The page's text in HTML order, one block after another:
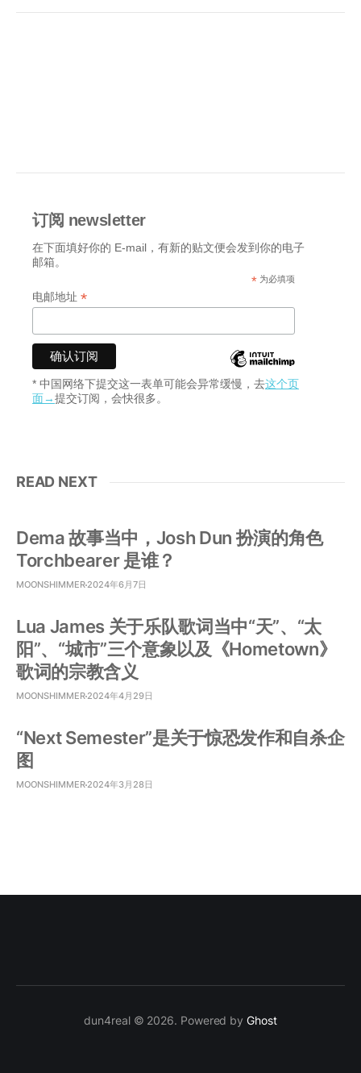
订阅 newsletter
在下面填好你的 E-mail，有新的贴文便会发到你的电子
邮箱。
* 为必填项
电邮地址 *
* 中国网络下提交这一表单可能会异常缓慢，去这个页
面→提交订阅，会快很多。
READ NEXT
Dema 故事当中，Josh Dun 扮演的角色
Torchbearer 是谁？
MOONSHIMMER 2024年6月7日
Lua James 关于乐队歌词当中“天”、“太
阳”、“城市”三个意象以及《Hometown》
歌词的宗教含义
MOONSHIMMER 2024年4月29日
“Next Semester”是关于惊恐发作和自杀企
图
MOONSHIMMER 2024年3月28日
dun4real © 2026. Powered byGhost